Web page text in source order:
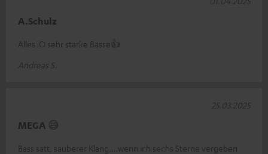
A.Schulz
Alles iO sehr starke Bässe👍
Andreas S.
MEGA 😅
Bass satt, sauberer Klang….wenn ich sechs Sterne vergeben
25.03.2025